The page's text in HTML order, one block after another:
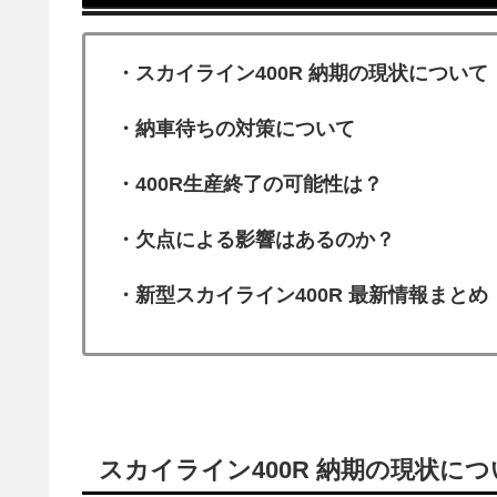
・スカイライン400R 納期の現状について
・納車待ちの対策について
・400R生産終了の可能性は？
・欠点による影響はあるのか？
・新型スカイライン400R 最新情報まとめ
スカイライン400R 納期の現状に